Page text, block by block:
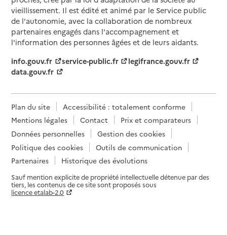
vieillissement. Il est édité et animé par le Service public
de l'autonomie, avec la collaboration de nombreux
partenaires engagés dans l'accompagnement et
l'information des personnes âgées et de leurs aidants.
info.gouv.fr
service-public.fr
legifrance.gouv.fr
data.gouv.fr
Plan du site
Accessibilité : totalement conforme
Mentions légales
Contact
Prix et comparateurs
Données personnelles
Gestion des cookies
Politique des cookies
Outils de communication
Partenaires
Historique des évolutions
Sauf mention explicite de propriété intellectuelle détenue par des
tiers, les contenus de ce site sont proposés sous
licence etalab-2.0